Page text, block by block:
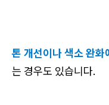
톤 개선이나 색소 완
는 경우도 있습니다.